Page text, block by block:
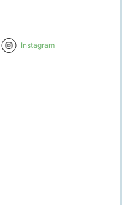
Instagram